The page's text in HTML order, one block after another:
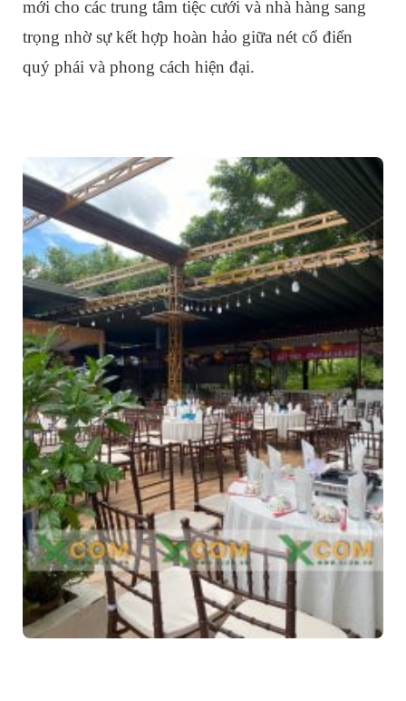
mới cho các trung tâm tiệc cưới và nhà hàng sang
trọng nhờ sự kết hợp hoàn hảo giữa nét cổ điển
quý phái và phong cách hiện đại.